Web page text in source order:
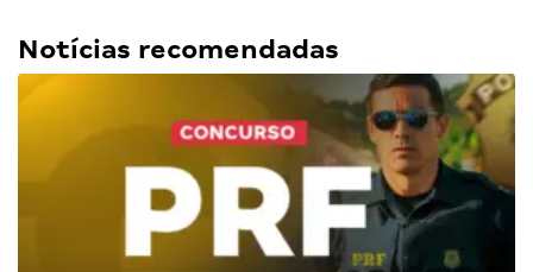
Notícias recomendadas